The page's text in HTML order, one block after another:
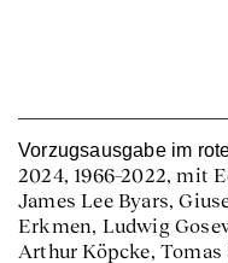
Vorzugsausgabe im
2024, 1966–2022, mit
James Lee Byars,
Erkmen, Ludwig
Arthur Köpcke,